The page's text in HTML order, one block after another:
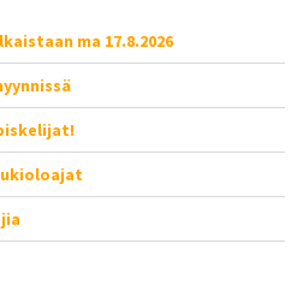
ma 17.8.2026